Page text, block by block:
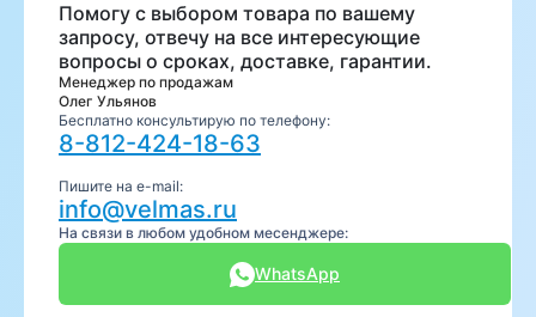
Помогу с выбором товара по вашему
запросу, отвечу на все интересующие
вопросы о сроках, доставке, гарантии.
Менеджер по продажам
Олег Ульянов
Бесплатно консультирую по телефону:
8-812-424-18-63
Пишите на e-mail:
info@velmas.ru
На связи в любом удобном месенджере:
WhatsApp